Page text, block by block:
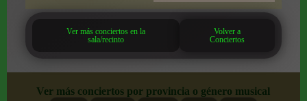
Ver más conciertos en la
sala/recinto
Volver a
Conciertos
Ver más conciertos por provincia o género musical